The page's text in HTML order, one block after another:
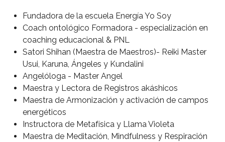
Fundadora de la escuela Energía Yo Soy
Coach ontológico Formadora - especialización en
coaching educacional & PNL
Satori Shihan (Maestra de Maestros)- Reiki Master
Usui, Karuna, Ángeles y Kundalini
Angelóloga - Master Angel
Maestra y Lectora de Registros akáshicos
Maestra de Armonización y activación de campos
energéticos
Instructora de Metafísica y Llama Violeta
Maestra de Meditación, Mindfulness y Respiración